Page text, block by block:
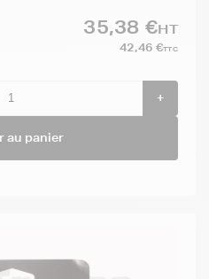
35,38 €HT
42,46 €TTC
+
au panier